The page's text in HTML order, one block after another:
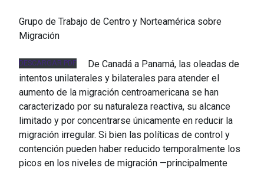
Grupo de Trabajo de Centro y Norteamérica sobre
Migración
DESCARGAR PDF
De Canadá a Panamá, las oleadas de
intentos unilaterales y bilaterales para atender el
aumento de la migración centroamericana se han
caracterizado por su naturaleza reactiva, su alcance
limitado y por concentrarse únicamente en reducir la
migración irregular. Si bien las políticas de control y
contención pueden haber reducido temporalmente los
picos en los niveles de migración —principalmente